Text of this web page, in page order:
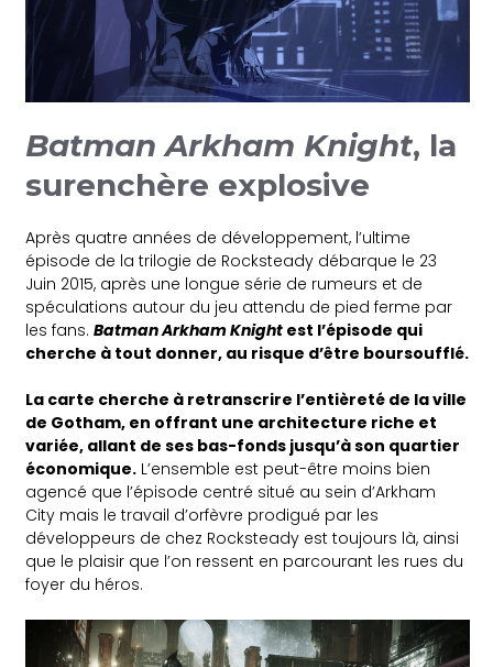
Batman Arkham Knight, la
surenchère explosive
Après quatre années de développement, l’ultime
épisode de la trilogie de Rocksteady débarque le 23
Juin 2015, après une longue série de rumeurs et de
spéculations autour du jeu attendu de pied ferme par
les fans.Batman Arkham Knight est l’épisode qui
cherche à tout donner, au risque d’être boursoufflé.
La carte cherche à retranscrire l’entièreté de la ville
de Gotham, en offrant une architecture riche et
variée, allant de ses bas-fonds jusqu’à son quartier
économique. L’ensemble est peut-être moins bien
agencé que l’épisode centré situé au sein d’Arkham
City mais le travail d’orfèvre prodigué par les
développeurs de chez Rocksteady est toujours là, ainsi
que le plaisir que l’on ressent en parcourant les rues du
foyer du héros.